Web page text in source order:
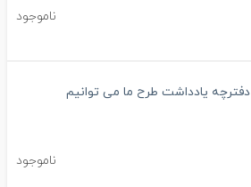
ناموجود
دفترچه یادداشت طرح ما می توانیم
ناموجود